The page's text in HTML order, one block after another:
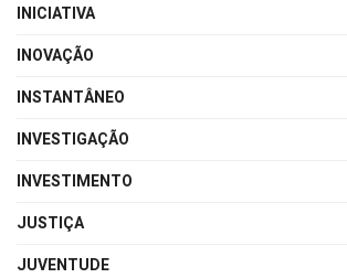
INICIATIVA
INOVAÇÃO
INSTANTÂNEO
INVESTIGAÇÃO
INVESTIMENTO
JUSTIÇA
JUVENTUDE